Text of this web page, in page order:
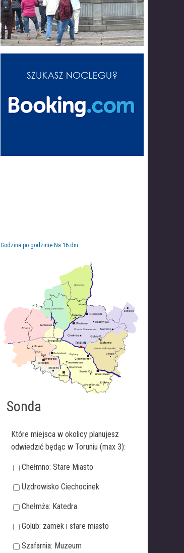
Godzina po godzinie Na 16 dni
Sonda
Które miejsca w okolicy planujesz
odwiedzić będąc w Toruniu (max 3):
Chełmno: Stare Miasto
Uzdrowisko Ciechocinek
Chełmża: Katedra
Golub: zamek i stare miasto
Szafarnia: Muzeum